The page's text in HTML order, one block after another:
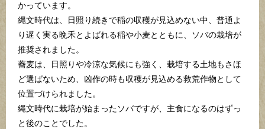
かっています。
縄文時代は、日照り続きで稲の収穫が見込めない中、普通よ
り遅く実る晩禾とよばれる稲や小麦とともに、ソバの栽培が
推奨されました。
蕎麦は、日照りや冷涼な気候にも強く、栽培する土地もさほ
ど選ばないため、凶作の時も収穫が見込める救荒作物として
位置づけられました。
縄文時代に栽培が始まったソバですが、主食になるのはずっ
と後のことでした。